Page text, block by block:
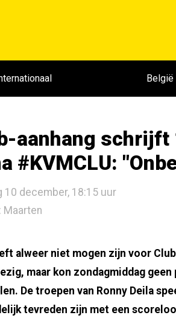
België
aanhang schrijft
#KVMCLU:
10 december, 18:15 uur
Maarten
alweer niet mogen zijn voor
maar kon zondagmiddag
De troepen van Ronny Deila
tevreden zijn met een